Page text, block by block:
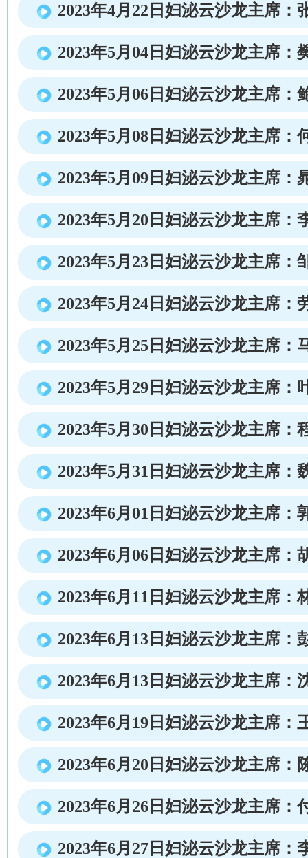
2023年4月22日妇泌云沙龙主席：
2023年5月04日妇泌云沙龙主席：
2023年5月06日妇泌云沙龙主席：
2023年5月08日妇泌云沙龙主席：
2023年5月09日妇泌云沙龙主席：
2023年5月20日妇泌云沙龙主席：
2023年5月23日妇泌云沙龙主席：
2023年5月24日妇泌云沙龙主席：
2023年5月25日妇泌云沙龙主席：
2023年5月29日妇泌云沙龙主席：
2023年5月30日妇泌云沙龙主席：
2023年5月31日妇泌云沙龙主席：
2023年6月01日妇泌云沙龙主席：
2023年6月06日妇泌云沙龙主席：
2023年6月11日妇泌云沙龙主席：
2023年6月13日妇泌云沙龙主席：
2023年6月13日妇泌云沙龙主席：
2023年6月19日妇泌云沙龙主席：
2023年6月20日妇泌云沙龙主席：
2023年6月26日妇泌云沙龙主席：
2023年6月27日妇泌云沙龙主席：